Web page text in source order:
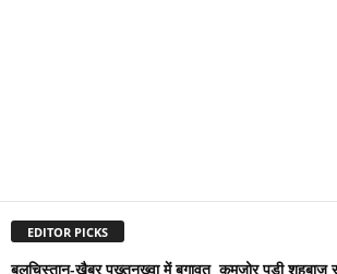
EDITOR PICKS
बलूचिस्तान-खैबर पख्तूनख्वा में बगावत, कमजोर पड़ी शहबाज